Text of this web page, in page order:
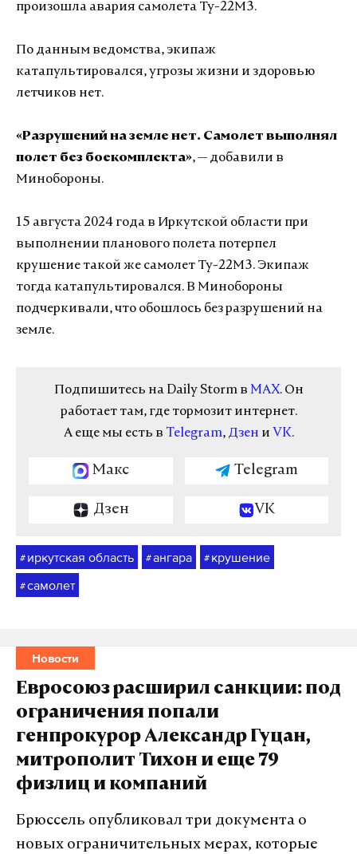
произошла авария самолета Ту-22М3.
По данным ведомства, экипаж
катапультировался, угрозы жизни и здоровью
летчиков нет.
«Разрушений на земле нет. Самолет выполнял
полет без боекомплекта», — добавили в
Минобороны.
15 августа 2024 года в Иркутской области при
выполнении планового полета потерпел
крушение такой же самолет Ту-22М3. Экипаж
тогда катапультировался. В Минобороны
подчеркивали, что обошлось без разрушений на
земле.
Подпишитесь на Daily Storm в MAX. Он
работает там, где тормозит интернет.
А еще мы есть в Telegram, Дзен и VK.
Макс Telegram
Дзен VK
# иркутская область #ангара # крушение
#самолет
Новости
Евросоюз расширил санкции: под
ограничения попали
генпрокурор Александр Гуцан,
митрополит Тихон и еще 79
физлиц и компаний
Брюссель опубликовал три документа о
новых ограничительных мерах, которые